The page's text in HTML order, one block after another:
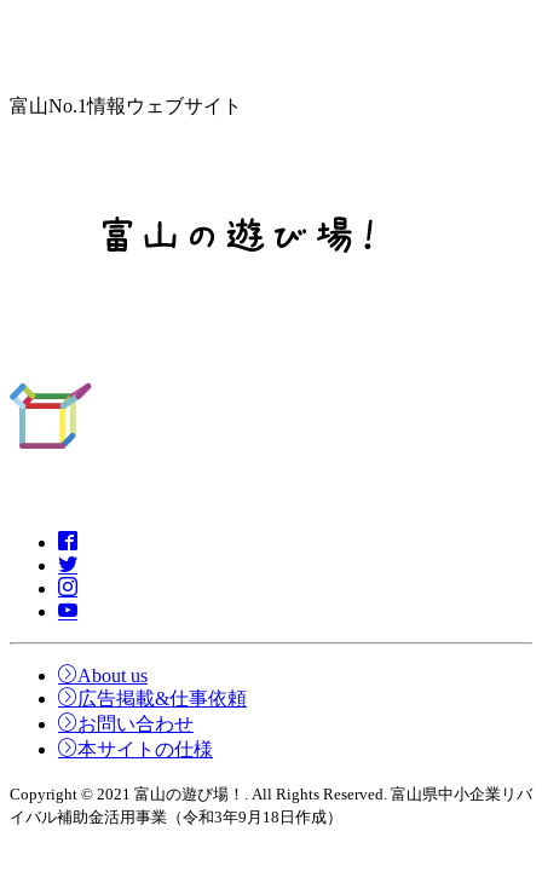
富山No.1情報ウェブサイト
About us
広告掲載&仕事依頼
お問い合わせ
本サイトの仕様
Copyright © 2021 富山の遊び場！. All Rights Reserved. 富山県中小企業リバ
イバル補助金活用事業（令和3年9月18日作成）